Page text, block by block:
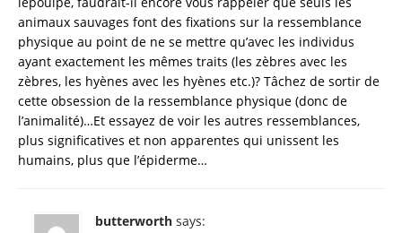
animaux sauvages font des fixations sur la ressemblance
physique au point de ne se mettre qu’avec les individus
ayant exactement les mêmes traits (les zèbres avec les
zèbres, les hyènes avec les hyènes etc.)? Tâchez de sortir de
cette obsession de la ressemblance physique (donc de
l’animalité)…Et essayez de voir les autres ressemblances,
plus significatives et non apparentes qui unissent les
humains, plus que l’épiderme…
butterworth says: